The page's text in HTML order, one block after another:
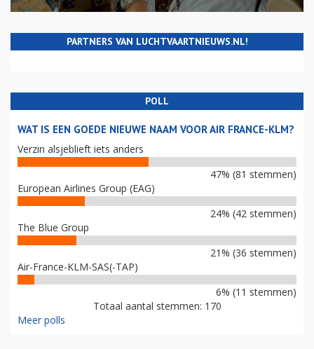
PARTNERS VAN LUCHTVAARTNIEUWS.NL!
POLL
WAT IS EEN GOEDE NIEUWE NAAM VOOR AIR FRANCE-KLM?
Verzin alsjeblieft iets anders
47% (81 stemmen)
European Airlines Group (EAG)
24% (42 stemmen)
The Blue Group
21% (36 stemmen)
Air-France-KLM-SAS(-TAP)
6% (11 stemmen)
Totaal aantal stemmen: 170
Meer polls